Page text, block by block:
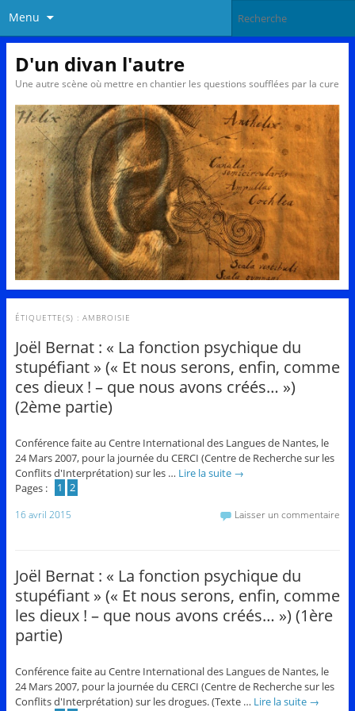
Menu
D'un divan l'autre
Une autre scène où mettre en chantier les questions soufflées par la cure
ÉTIQUETTE(S) : AMBROISIE
Joël Bernat : « La fonction psychique du
stupéfiant » (« Et nous serons, enfin, comme
ces dieux ! – que nous avons créés… »)
(2ème partie)
Conférence faite au Centre International des Langues de Nantes, le
24 Mars 2007, pour la journée du CERCI (Centre de Recherche sur les
Conflits d'Interprétation) sur les … Lire la suite →
Pages :
1 2
16 avril 2015 Laisser un commentaire
Joël Bernat : « La fonction psychique du
stupéfiant » (« Et nous serons, enfin, comme
les dieux ! – que nous avons créés… ») (1ère
partie)
Conférence faite au Centre International des Langues de Nantes, le
24 Mars 2007, pour la journée du CERCI (Centre de Recherche sur les
Conflits d'Interprétation) sur les drogues. (Texte … Lire la suite →